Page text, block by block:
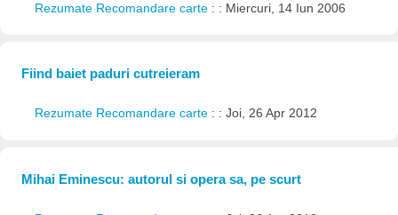
Rezumate Recomandare carte : : Miercuri, 14 Iun 2006
Fiind baiet paduri cutreieram
Rezumate Recomandare carte : : Joi, 26 Apr 2012
Mihai Eminescu: autorul si opera sa, pe scurt